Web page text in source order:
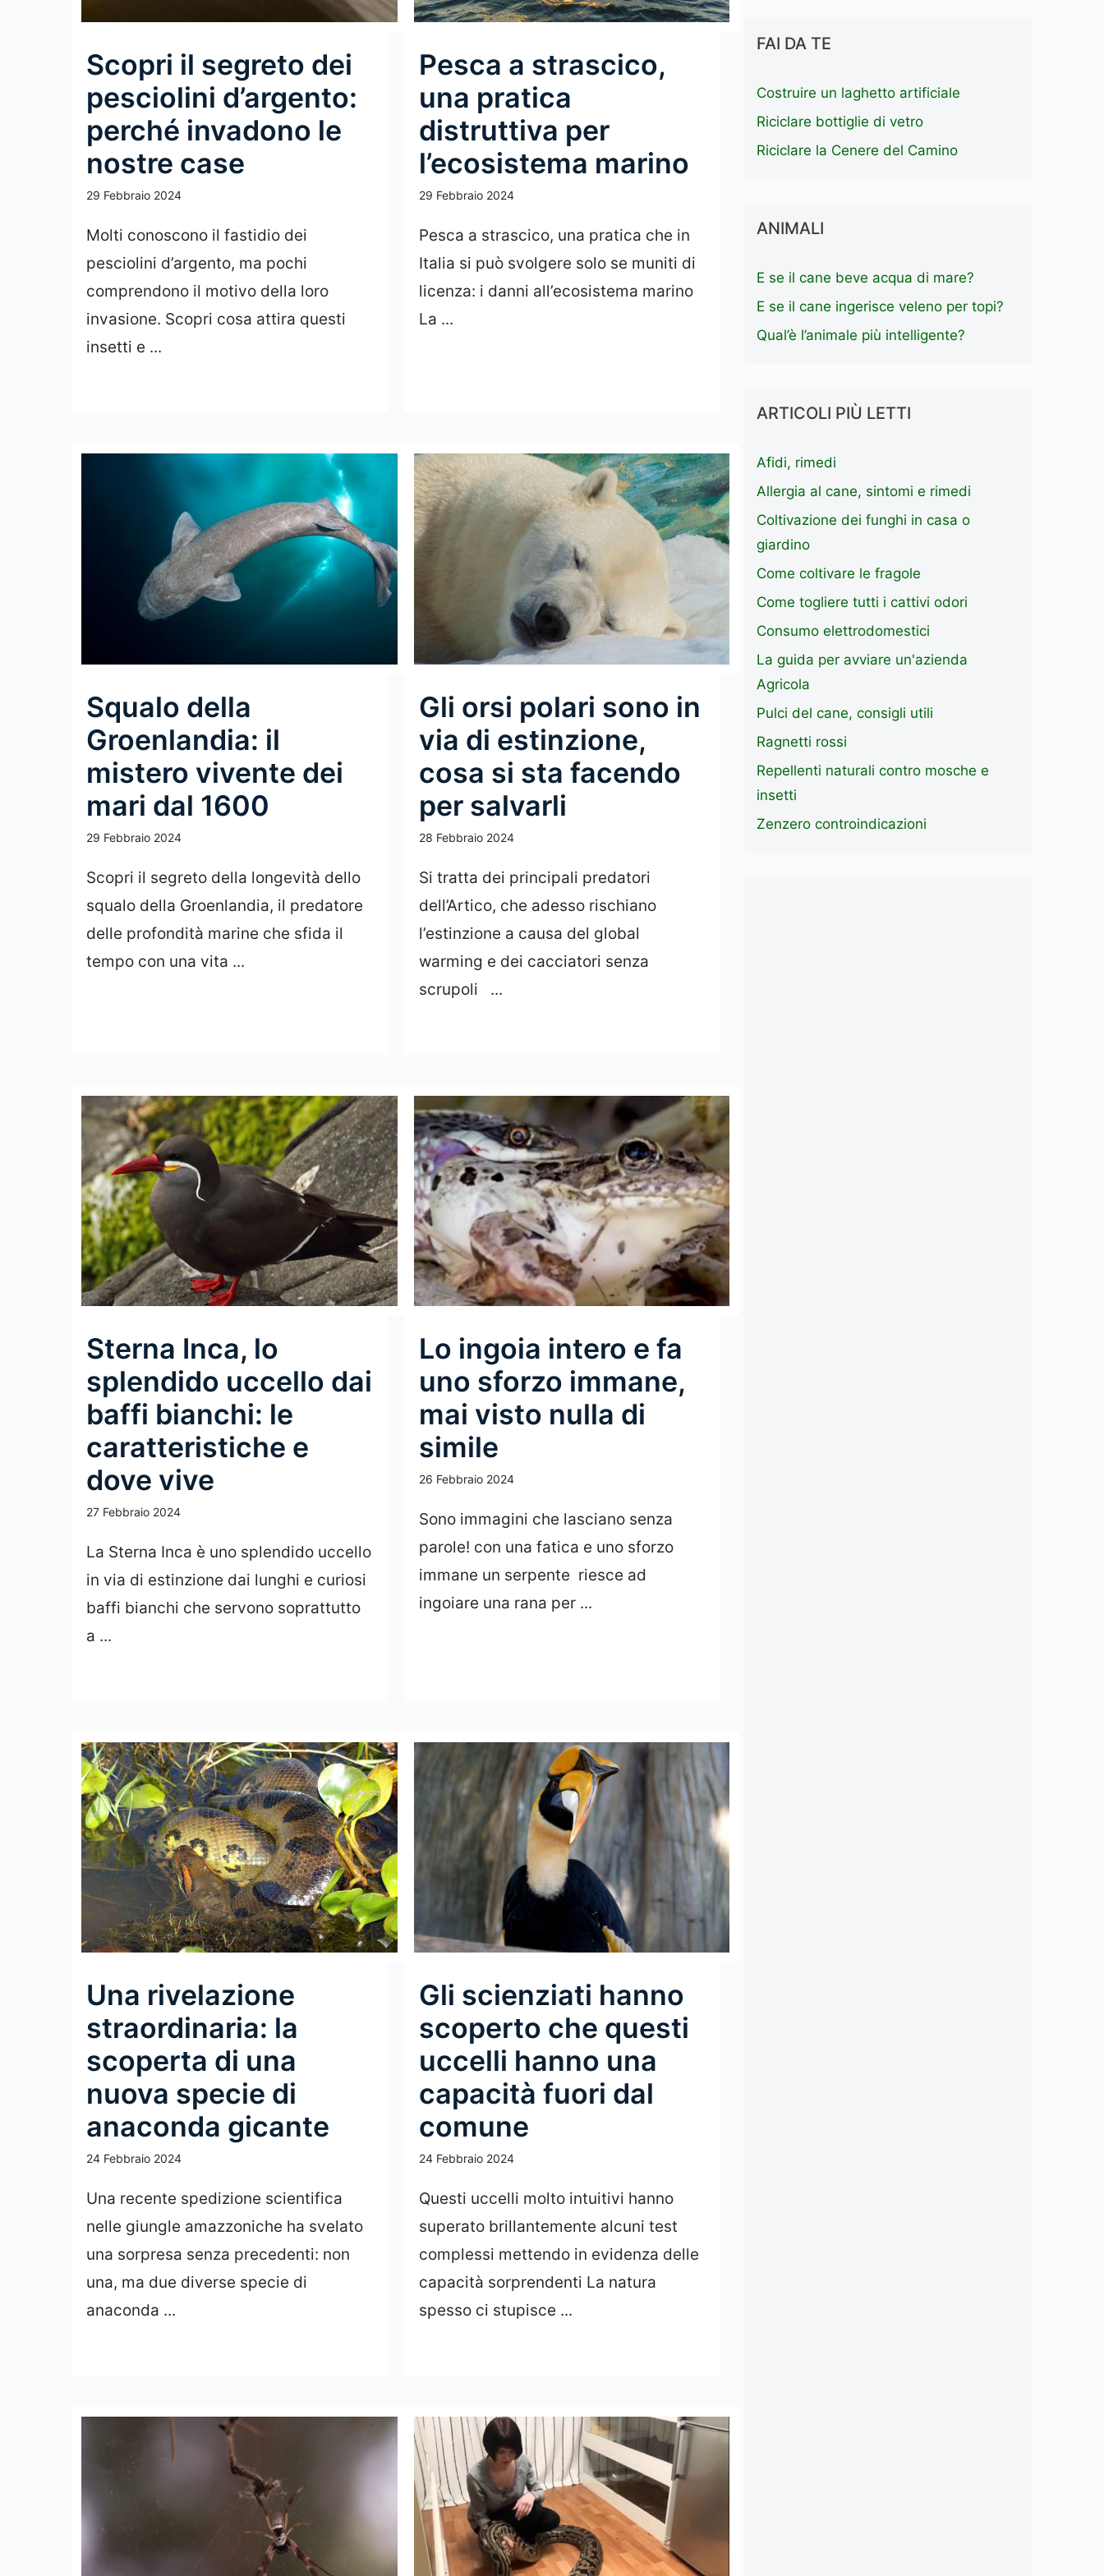
Scopri il segreto dei
pesciolini d’argento:
perché invadono le
nostre case
29 Febbraio 2024
Molti conoscono il fastidio dei
pesciolini d’argento, ma pochi
comprendono il motivo della loro
invasione. Scopri cosa attira questi
insetti e ...
Pesca a strascico,
una pratica
distruttiva per
l’ecosistema marino
29 Febbraio 2024
Pesca a strascico, una pratica che in
Italia si può svolgere solo se muniti di
licenza: i danni all’ecosistema marino
La ...
Squalo della
Groenlandia: il
mistero vivente dei
mari dal 1600
29 Febbraio 2024
Scopri il segreto della longevità dello
squalo della Groenlandia, il predatore
delle profondità marine che sfida il
tempo con una vita ...
Gli orsi polari sono in
via di estinzione,
cosa si sta facendo
per salvarli
28 Febbraio 2024
Si tratta dei principali predatori
dell’Artico, che adesso rischiano
l’estinzione a causa del global
warming e dei cacciatori senza
scrupoli ...
Sterna Inca, lo
splendido uccello dai
baffi bianchi: le
caratteristiche e
dove vive
27 Febbraio 2024
La Sterna Inca è uno splendido uccello
in via di estinzione dai lunghi e curiosi
baffi bianchi che servono soprattutto
a ...
Lo ingoia intero e fa
uno sforzo immane,
mai visto nulla di
simile
26 Febbraio 2024
Sono immagini che lasciano senza
parole! con una fatica e uno sforzo
immane un serpente riesce ad
ingoiare una rana per ...
Una rivelazione
straordinaria: la
scoperta di una
nuova specie di
anaconda gicante
24 Febbraio 2024
Una recente spedizione scientifica
nelle giungle amazzoniche ha svelato
una sorpresa senza precedenti: non
una, ma due diverse specie di
anaconda ...
Gli scienziati hanno
scoperto che questi
uccelli hanno una
capacità fuori dal
comune
24 Febbraio 2024
Questi uccelli molto intuitivi hanno
superato brillantemente alcuni test
complessi mettendo in evidenza delle
capacità sorprendenti La natura
spesso ci stupisce ...
FAI DA TE
Costruire un laghetto artificiale
Riciclare bottiglie di vetro
Riciclare la Cenere del Camino
ANIMALI
E se il cane beve acqua di mare?
E se il cane ingerisce veleno per topi?
Qual’è l’animale più intelligente?
ARTICOLI PIÙ LETTI
Afidi, rimedi
Allergia al cane, sintomi e rimedi
Coltivazione dei funghi in casa o
giardino
Come coltivare le fragole
Come togliere tutti i cattivi odori
Consumo elettrodomestici
La guida per avviare un'azienda
Agricola
Pulci del cane, consigli utili
Ragnetti rossi
Repellenti naturali contro mosche e
insetti
Zenzero controindicazioni